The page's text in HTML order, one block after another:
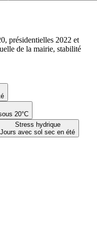
20°C
Stress hydrique
Jours avec sol sec en été
présidentielles 2022 et
de la mairie, stabilité